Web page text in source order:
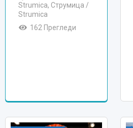
Strumica, Струмица /
Strumica
162 Прегледи